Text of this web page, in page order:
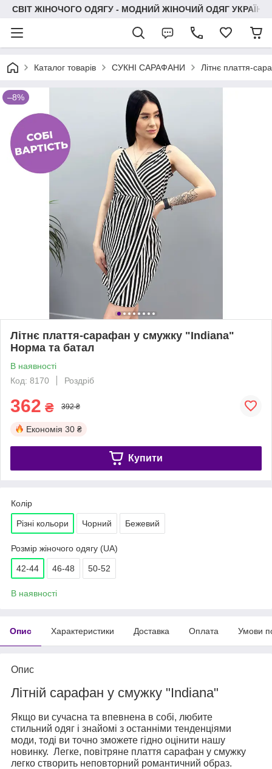
СВІТ ЖІНОЧОГО ОДЯГУ - МОДНИЙ ЖІНОЧИЙ ОДЯГ УКРАЇНИ
Каталог товарів СУКНІ САРАФАНИ Літнє плаття-
–8%
Літнє плаття-сарафан у смужку "Indiana"
Норма та батал
В наявності
Код: 8170
Роздріб
362 ₴ 392 ₴
Економія 30 ₴
Купити
Колір
Різні кольори Чорний Бежевий
Розмір жіночого одягу (UA)
42-44 46-48 50-52
В наявності
Опис Характеристики Доставка Оплата Умови
Опис
Літній сарафан у смужку "Indiana"
Якщо ви сучасна та впевнена в собі, любите
стильний одяг і знайомі з останніми тенденціями
моди, тоді ви точно зможете гідно оцінити нашу
новинку. Легке, повітряне плаття сарафан у смужку
легко створить неповторний романтичний образ.